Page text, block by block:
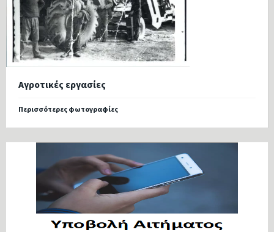
Αγροτικές εργασίες
Περισσότερες φωτογραφίες